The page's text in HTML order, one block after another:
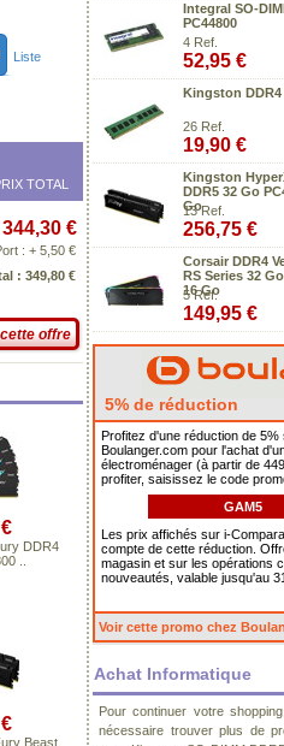
Liste
TOTAL
344,30 €
: + 5,50 €
: 349,80 €
offre
DDR4
..
Beast
Integral SO-
PC44800
4 Ref.
52,95 €
Kingston DDR4
26 Ref.
19,90 €
Kingston
DDR5 32 Go
Go
13 Ref.
256,75 €
Corsair DDR4
RS Series 32
16 Go
5 Ref.
149,95 €
5% de réduction
Profitez d'une réduction de 5%
Boulanger.com pour l'achat
électroménager (à partir de
profiter, saisissez le code
GAM5
Les prix affichés sur i-
compte de cette réduction.
magasin et sur les opérations
nouveautés, valable jusqu'au
Voir cette promo chez
Achat Informatique
Pour continuer votre
nécessaire trouver plus de